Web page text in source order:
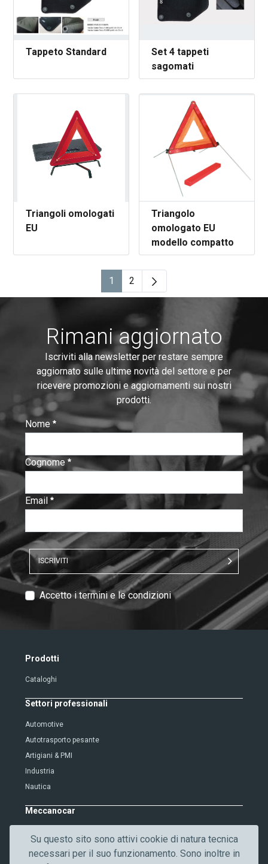
Tappeto Standard
Set 4 tappeti
sagomati
Triangoli omologati
EU
Triangolo
omologato EU
modello compatto
Pagina
1 Pagina
2
Rimani aggiornato
Iscriviti alla newsletter per restare sempre
aggiornato sulle ultime novità del settore e per
ricevere promozioni e aggiornamenti sui nostri
prodotti.
Nome
:
0/ 280
Cognome
:
0/ 280
Email
:
0/ 280
ISCRIVITI
T
V
r
i
f
i
c
a
t
i
n
Accetto i termini e le condizioni
Prodotti
Cataloghi
Settori professionali
Automotive
Autotrasporto pesante
Artigiani & PMI
Industria
Nautica
Meccanocar
Su questo sito sono attivi cookie di natura tecnica
necessari per il suo funzionamento. Sono inoltre in